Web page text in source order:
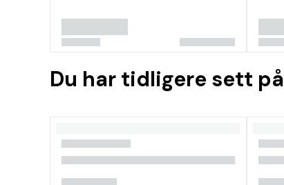
Du har tidligere sett på